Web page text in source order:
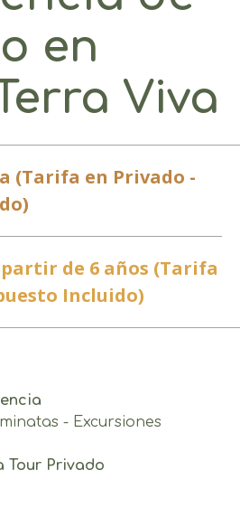
en
Viva
(Tarifa en Privado -
partir de 6 años (Tarifa
Incluido)
- Excursiones
Tour Privado